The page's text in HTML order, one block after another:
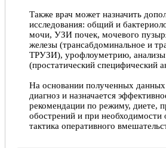
Также врач может назначить
исследования: общий и
мочи, УЗИ почек, мочевого
железы (трансабдоминальное и
ТРУЗИ), урофлоуметрию,
(простатический специфический
На основании полученных данных
диагноз и назначается
рекомендации по режиму, диете,
обострений и при необходимости
тактика оперативного